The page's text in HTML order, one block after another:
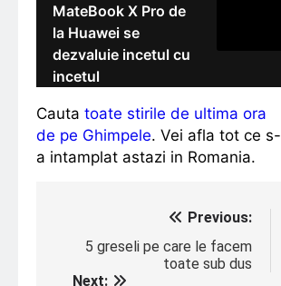
MateBook X Pro de
la Huawei se
dezvaluie incetul cu
incetul
Cauta toate stirile de ultima ora
de pe Ghimpele. Vei afla tot ce s-
a intamplat astazi in Romania.
articole
Previous:
5 greseli pe care le facem
toate sub dus
Next: